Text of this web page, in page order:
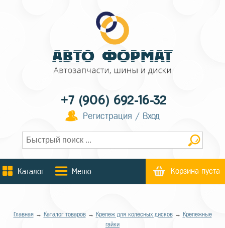
+7 (906) 692-16-32
Регистрация / Вход
Каталог Меню Корзина пуста
Главная→ Каталог товаров→ Крепеж для колесных дисков→ Крепежные
гайки